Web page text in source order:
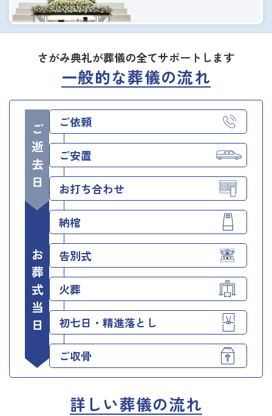
さがみ典礼が葬儀の全てサポートします
一般的な葬儀の流れ
ご逝去日 ご依頼
ご安置
お打ち合わせ
お葬式当日
納棺
告別式
火葬
初七日・精進落とし
ご収骨
詳しい葬儀の流れ